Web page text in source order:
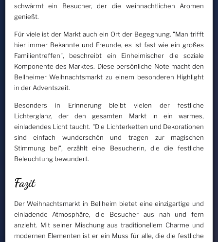
schwärmt ein Besucher, der die weihnachtlichen Aromen
genießt.
Für viele ist der Markt auch ein Ort der Begegnung. "Man trifft
hier immer Bekannte und Freunde, es ist fast wie ein großes
Familientreffen", beschreibt ein Einheimischer die soziale
Komponente des Marktes. Diese persönliche Note macht den
Bellheimer Weihnachtsmarkt zu einem besonderen Highlight
in der Adventszeit.
Besonders in Erinnerung bleibt vielen der festliche
Lichterglanz, der den gesamten Markt in ein warmes,
einladendes Licht taucht. "Die Lichterketten und Dekorationen
sind einfach wunderschön und tragen zur magischen
Stimmung bei", erzählt eine Besucherin, die die festliche
Beleuchtung bewundert.
Fazit
Der Weihnachtsmarkt in Bellheim bietet eine einzigartige und
einladende Atmosphäre, die Besucher aus nah und fern
anzieht. Mit seiner Mischung aus traditionellem Charme und
modernen Elementen ist er ein Muss für alle, die die festliche